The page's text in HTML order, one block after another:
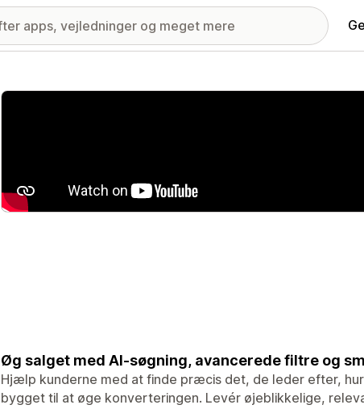
Galleri med udvalgte billeder
Øg salget med AI-søgning, avancerede filtre og
Hjælp kunderne med at finde præcis det, de leder efter,
bygget til at øge konverteringen. Levér øjeblikkelige,